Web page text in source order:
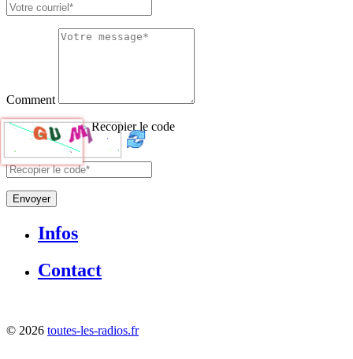
Comment
Recopier le code
Envoyer
Infos
Contact
© 2026 toutes-les-radios.fr